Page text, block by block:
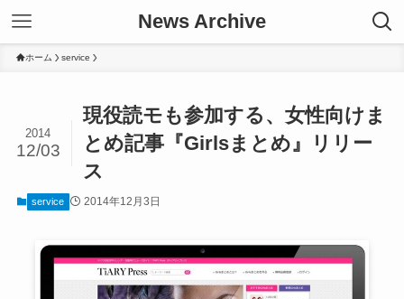
News Archive
ホーム service
現役読モも参加する、女性向けま
とめ記事『Girlsまとめ』リリー
ス
2014
12/03
service 2014年12月3日